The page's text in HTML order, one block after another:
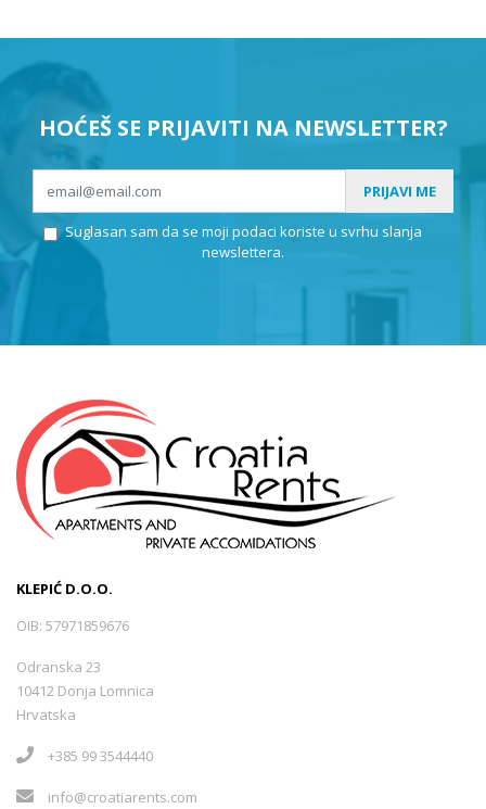
HOĆEŠ SE PRIJAVITI NA NEWSLETTER?
PRIJAVI ME
Suglasan sam da se moji podaci koriste u svrhu slanja
newslettera.
KLEPIĆ D.O.O.
OIB: 57971859676
Odranska 23
10412 Donja Lomnica
Hrvatska
+385 99 3544440
info@croatiarents.com